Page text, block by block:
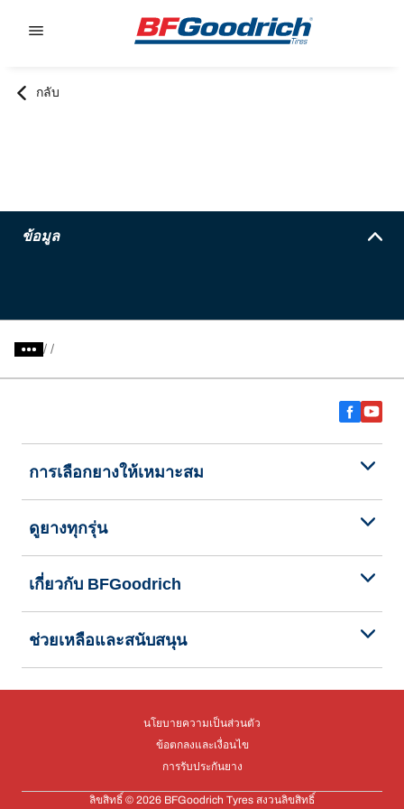
กลับ
ข้อมูล
/
การเลือกยางให้เหมาะสม
ดูยางทุกรุ่น
เกี่ยวกับ BFGoodrich
ช่วยเหลือและสนับสนุน
นโยบายความเป็นส่วนตัว
ข้อตกลงและเงื่อนไข
การรับประกันยาง
ลิขสิทธิ์ © 2026 BFGoodrich Tyres สงวนลิขสิทธิ์